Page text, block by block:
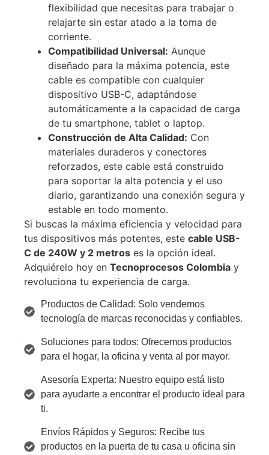
flexibilidad que necesitas para trabajar o
relajarte sin estar atado a la toma de
corriente.
Compatibilidad Universal: Aunque
diseñado para la máxima potencia, este
cable es compatible con cualquier
dispositivo USB-C, adaptándose
automáticamente a la capacidad de carga
de tu smartphone, tablet o laptop.
Construcción de Alta Calidad: Con
materiales duraderos y conectores
reforzados, este cable está construido
para soportar la alta potencia y el uso
diario, garantizando una conexión segura y
estable en todo momento.
Si buscas la máxima eficiencia y velocidad para
tus dispositivos más potentes, este cable USB-
C de 240W y 2 metros es la opción ideal.
Adquiérelo hoy en Tecnoprocesos Colombia y
revoluciona tu experiencia de carga.
Productos de Calidad: Solo vendemos
tecnología de marcas reconocidas y confiables.
Soluciones para todos: Ofrecemos productos
para el hogar, la oficina y venta al por mayor.
Asesoría Experta: Nuestro equipo está listo
para ayudarte a encontrar el producto ideal para
ti.
Envíos Rápidos y Seguros: Recibe tus
productos en la puerta de tu casa u oficina sin